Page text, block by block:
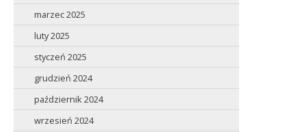
marzec 2025
luty 2025
styczeń 2025
grudzień 2024
październik 2024
wrzesień 2024